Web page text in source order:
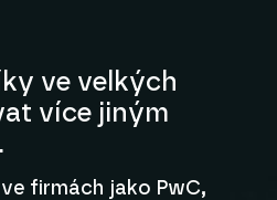
ve velkých
více jiným
firmách jako PwC,